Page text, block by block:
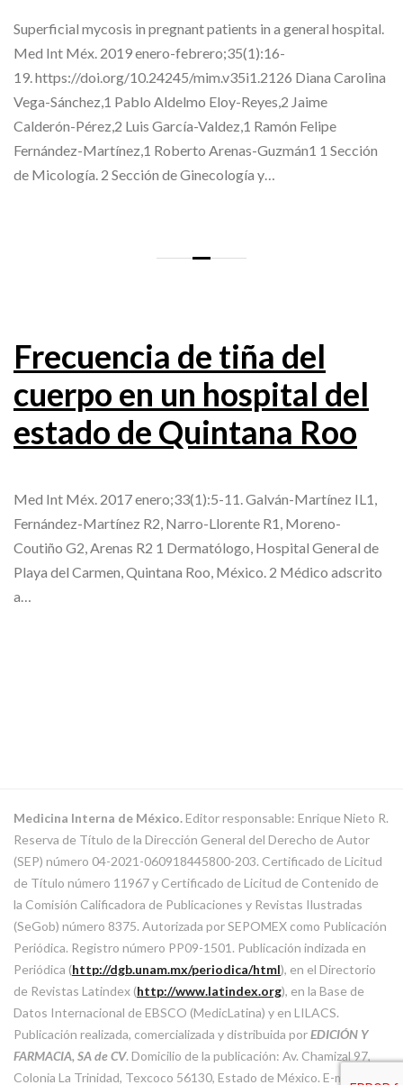
Superficial mycosis in pregnant patients in a general hospital.
Med Int Méx. 2019 enero-febrero;35(1):16-
19. https://doi.org/10.24245/mim.v35i1.2126 Diana Carolina
Vega-Sánchez,1 Pablo Aldelmo Eloy-Reyes,2 Jaime
Calderón-Pérez,2 Luis García-Valdez,1 Ramón Felipe
Fernández-Martínez,1 Roberto Arenas-Guzmán1 1 Sección
de Micología. 2 Sección de Ginecología y…
Frecuencia de tiña del
cuerpo en un hospital del
estado de Quintana Roo
Med Int Méx. 2017 enero;33(1):5-11. Galván-Martínez IL1,
Fernández-Martínez R2, Narro-Llorente R1, Moreno-
Coutiño G2, Arenas R2 1 Dermatólogo, Hospital General de
Playa del Carmen, Quintana Roo, México. 2 Médico adscrito
a…
Medicina Interna de México.Editor responsable: Enrique Nieto R.
Reserva de Título de la Dirección General del Derecho de Autor
(SEP) número 04-2021-060918445800-203. Certificado de Licitud
de Título número 11967 y Certificado de Licitud de Contenido de
la Comisión Calificadora de Publicaciones y Revistas Ilustradas
(SeGob) número 8375. Autorizada por SEPOMEX como Publicación
Periódica. Registro número PP09-1501. Publicación indizada en
Periódica (http://dgb.unam.mx/periodica/html), en el Directorio
de Revistas Latindex (http://www.latindex.org), en la Base de
Datos Internacional de EBSCO (MedicLatina) y en LILACS.
Publicación realizada, comercializada y distribuida porEDICIÓN Y
FARMACIA, SA de CV. Domicilio de la publicación: Av. Chamizal 97,
Colonia La Trinidad, Texcoco 56130, Estado de México. E-mail: